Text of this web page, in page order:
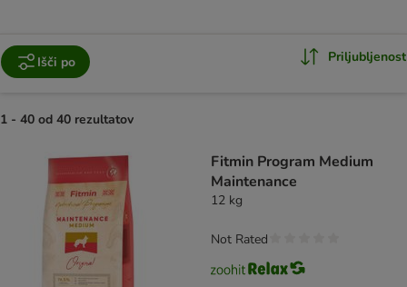
Išči po Priljubljenost
1 - 40 od 40 rezultatov
Fitmin Program Medium
Maintenance
12 kg
Not Rated